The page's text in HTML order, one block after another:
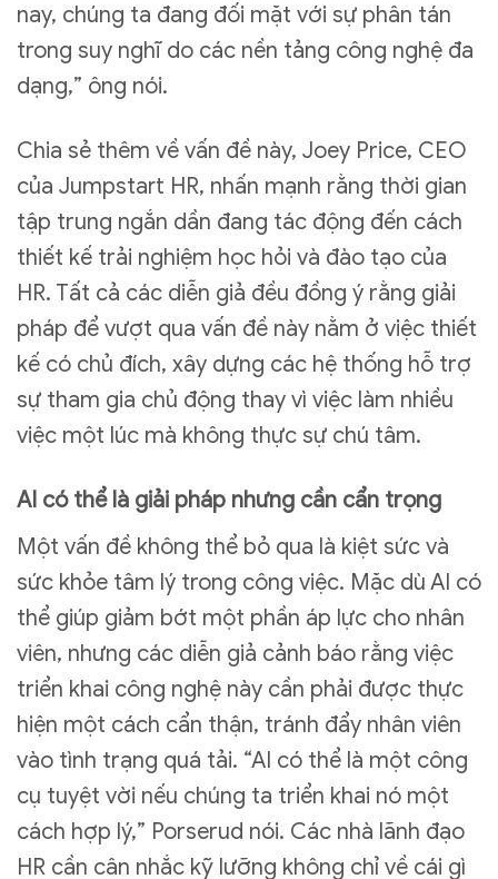
nay, chúng ta đang đối mặt với sự phân tán
trong suy nghĩ do các nền tảng công nghệ đa
dạng,” ông nói.
Chia sẻ thêm về vấn đề này, Joey Price, CEO
của Jumpstart HR, nhấn mạnh rằng thời gian
tập trung ngắn dần đang tác động đến cách
thiết kế trải nghiệm học hỏi và đào tạo của
HR. Tất cả các diễn giả đều đồng ý rằng giải
pháp để vượt qua vấn đề này nằm ở việc thiết
kế có chủ đích, xây dựng các hệ thống hỗ trợ
sự tham gia chủ động thay vì việc làm nhiều
việc một lúc mà không thực sự chú tâm.
AI có thể là giải pháp nhưng cần cẩn trọng
Một vấn đề không thể bỏ qua là kiệt sức và
sức khỏe tâm lý trong công việc. Mặc dù AI có
thể giúp giảm bớt một phần áp lực cho nhân
viên, nhưng các diễn giả cảnh báo rằng việc
triển khai công nghệ này cần phải được thực
hiện một cách cẩn thận, tránh đẩy nhân viên
vào tình trạng quá tải. “AI có thể là một công
cụ tuyệt vời nếu chúng ta triển khai nó một
cách hợp lý,” Porserud nói. Các nhà lãnh đạo
HR cần cân nhắc kỹ lưỡng không chỉ về cái gì